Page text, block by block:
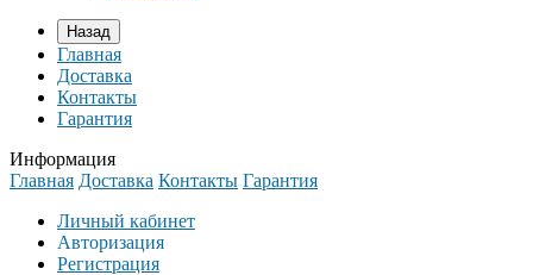
Назад
Главная
Доставка
Контакты
Гарантия
Информация
Главная Доставка Контакты Гарантия
Личный кабинет
Авторизация
Регистрация